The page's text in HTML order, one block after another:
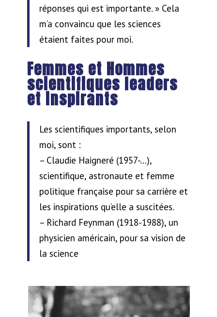
réponses qui est importante. » Cela
m’a convaincu que les sciences
étaient faites pour moi.
Femmes et Hommes
scientifiques leaders
et inspirants
Les scientifiques importants, selon
moi, sont :
– Claudie Haigneré (1957-…),
scientifique, astronaute et femme
politique française pour sa carrière et
les inspirations qu’elle a suscitées.
– Richard Feynman (1918-1988), un
physicien américain, pour sa vision de
la science